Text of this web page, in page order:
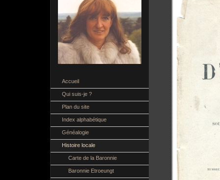
Accueil
Qui suis-je ?
Plan du site
Index alphabétique
Généalogie
Histoire locale
Carte de la Baronnie
Baronnie Etroeungt